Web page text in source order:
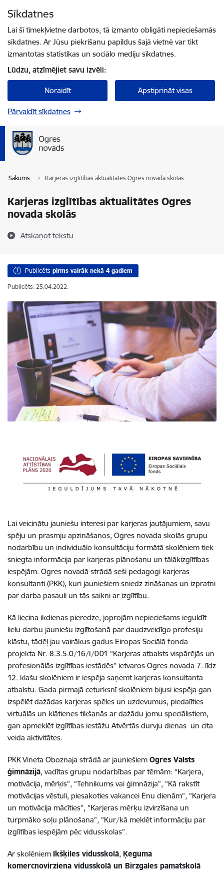
Sīkdatnes
Lai šī tīmekļvietne darbotos, tā izmanto obligāti nepieciešamās
sīkdatnes. Ar Jūsu piekrišanu papildus šajā vietnē var tikt
izmantotas statistikas un sociālo mediju sīkdatnes.
Lūdzu, atzīmējiet savu izvēli:
Noraidīt Apstiprināt visas
Pārvaldīt sīkdatnes
Sākums Karjeras izglītības aktualitātes Ogres novada skolās
Karjeras izglītības aktualitātes Ogres
novada skolās
Atskaņot tekstu
Publicēts pirms vairāk nekā 4 gadiem
Publicēts: 25.04.2022.
Lai veicinātu jauniešu interesi par karjeras jautājumiem, savu
spēju un prasmju apzināšanos, Ogres novada skolās grupu
nodarbību un individuālo konsultāciju formātā skolēniem tiek
sniegta informācija par karjeras plānošanu un tālākizglītības
iespējām. Ogres novadā strādā seši pedagogi karjeras
konsultanti (PKK), kuri jauniešiem sniedz zināšanas un izpratni
par darba pasauli un tās saikni ar izglītību.
Kā liecina ikdienas pieredze, joprojām nepieciešams ieguldīt
lielu darbu jauniešu izglītošanā par daudzveidīgo profesiju
klāstu, tādēļ jau vairākus gadus Eiropas Sociālā fonda
projekta Nr. 8.3.5.0/16/I/001 “Karjeras atbalsts vispārējās un
profesionālās izglītības iestādēs” ietvaros Ogres novada 7. līdz
12. klašu skolēniem ir iespēja saņemt karjeras konsultanta
atbalstu. Gada pirmajā ceturksnī skolēniem bijusi iespēja gan
izspēlēt dažādas karjeras spēles un uzdevumus, piedalīties
virtuālās un klātienes tikšanās ar dažādu jomu speciālistiem,
gan apmeklēt izglītības iestāžu Atvērtās durvju dienas un cita
veida aktivitātes.
PKK Vineta Oboznaja strādā ar jauniešiem Ogres Valsts
ģimnāzijā, vadītas grupu nodarbības par tēmām: “Karjera,
motivācija, mērķis”, “Tehnikums vai ģimnāzija”, “Kā rakstīt
motivācijas vēstuli, piesakoties vakancei Ēnu dienām”, “Karjera
un motivācija mācīties”, “Karjeras mērķu izvirzīšana un
turpmāko soļu plānošana”, “Kur/kā meklēt informāciju par
izglītības iespējām pēc vidusskolas”.
Ar skolēniem Ikšķiles vidusskolā, Ķeguma
komercnovirziena vidusskolā un Birzgales pamatskolā